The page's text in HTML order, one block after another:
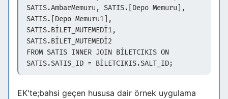
SATIS.AmbarMemuru, SATIS.[Depo Memuru],
SATIS.[Depo Memuru1],
SATIS.BİLET_MUTEMEDİ1,
SATIS.BİLET_MUTEMEDİ2
FROM SATIS INNER JOIN BİLETCIKIS ON
SATIS.SATIS_ID = BİLETCIKIS.SALT_ID;
EK'te;bahsi geçen hususa dair örnek uygulama